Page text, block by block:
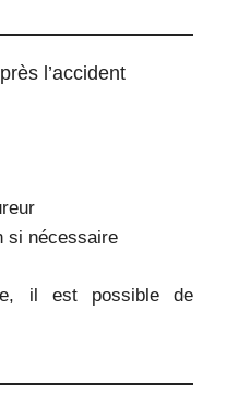
l’accident
si nécessaire
il est possible de